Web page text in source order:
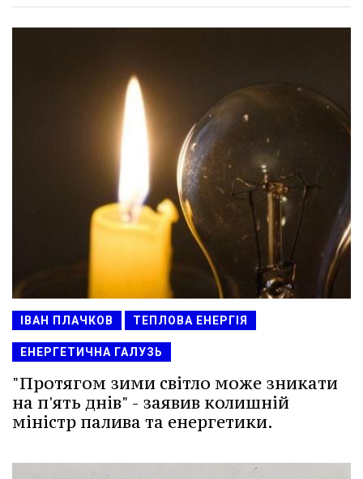
ІВАН ПЛАЧКОВ ТЕПЛОВА ЕНЕРГІЯ
ЕНЕРГЕТИЧНА ГАЛУЗЬ
"Протягом зими світло може зникати
на п'ять днів" - заявив колишній
міністр палива та енергетики.